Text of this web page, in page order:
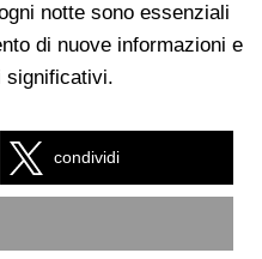
notte sono essenziali
di nuove informazioni e
significativi.
condividi